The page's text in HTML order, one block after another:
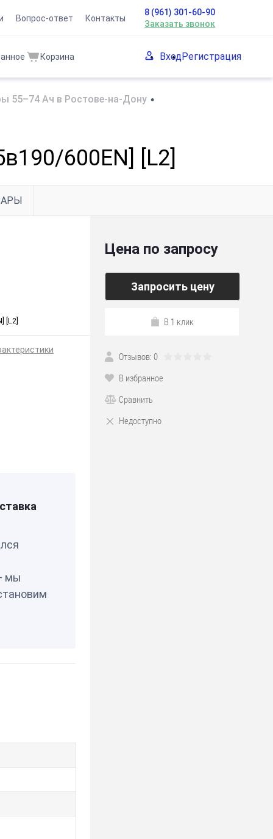
Вопрос-ответ Контакты
8 (961) 301-60-90
Заказать звонок
Корзина ВходРегистрация
55–74 Ач в Ростове-на-Дону •
600EN] [L2]
[L2]
мы
Цена по запросу
Запросить цену
В 1 клик
Отзывов: 0
В избранное
Сравнить
Недоступно